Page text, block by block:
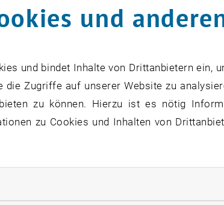
und
und bindet Inhalte von Drittanbietern ein,
die Zugriffe auf unserer Website zu
zu können. Hierzu ist es nötig
zu Cookies und Inhalten von